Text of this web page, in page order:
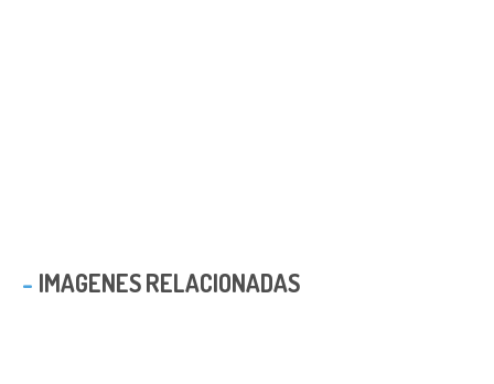
IMAGENES RELACIONADAS